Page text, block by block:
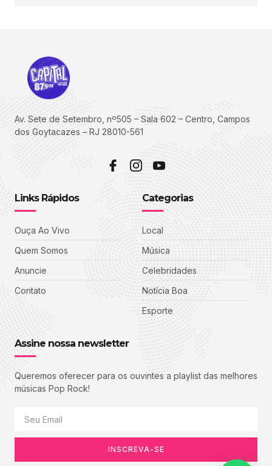
Av. Sete de Setembro, nº505 – Sala 602 – Centro, Campos
dos Goytacazes – RJ 28010-561
Links Rápidos
Ouça Ao Vivo
Quem Somos
Anuncie
Contato
Categorias
Local
Música
Celebridades
Notícia Boa
Esporte
Assine nossa newsletter
Queremos oferecer para os ouvintes a playlist das melhores
músicas Pop Rock!
INSCREVA-SE